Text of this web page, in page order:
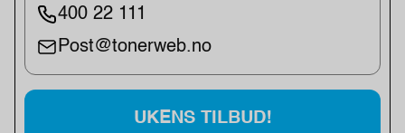
400 22 111
Post@tonerweb.no
UKENS TILBUD!